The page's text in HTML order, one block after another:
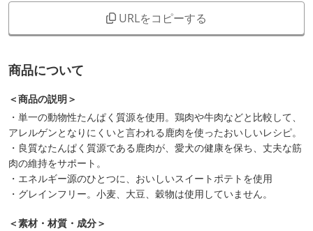
URLをコピーする
商品について
＜商品の説明＞
・単一の動物性たんぱく質源を使用。鶏肉や牛肉などと比較して、
アレルゲンとなりにくいと言われる鹿肉を使ったおいしいレシピ。
・良質なたんぱく質源である鹿肉が、愛犬の健康を保ち、丈夫な筋
肉の維持をサポート。
・エネルギー源のひとつに、おいしいスイートポテトを使用
・グレインフリー。小麦、大豆、穀物は使用していません。
＜素材・材質・成分＞